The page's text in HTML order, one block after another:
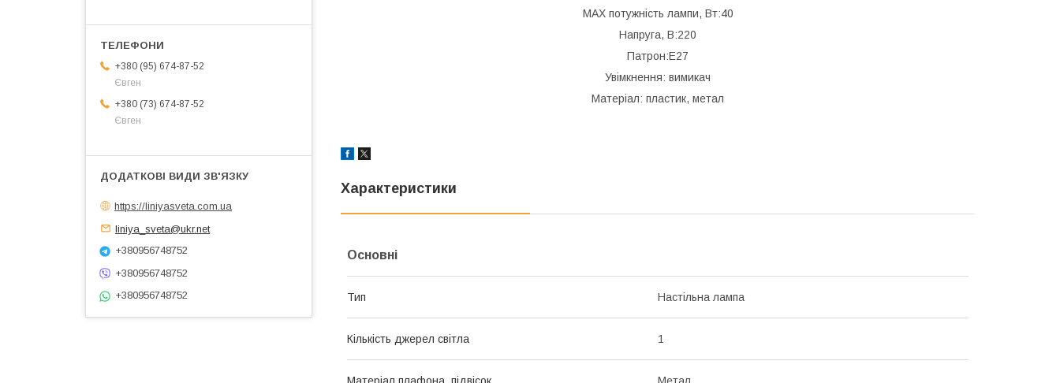
MAX потужність лампи, Вт:40
Напруга, В:220
Патрон:Е27
Увімкнення: вимикач
Матеріал: пластик, метал
Характеристики
Основні
Тип Настільна лампа
Кількість джерел світла 1
+380 (95) 674-87-52
Євген
+380 (73) 674-87-52
Євген
https://liniyasveta.com.ua
liniya_sveta@ukr.net
+380956748752
+380956748752
+380956748752